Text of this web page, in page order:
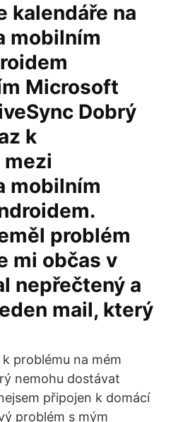
kalendáře na
mobilním
Microsoft
Dobrý
k
mobilním
problém
mi občas v
nepřečtený a
mail, který
problému na mém
nemohu dostávat
připojen k domácí
problém s mým